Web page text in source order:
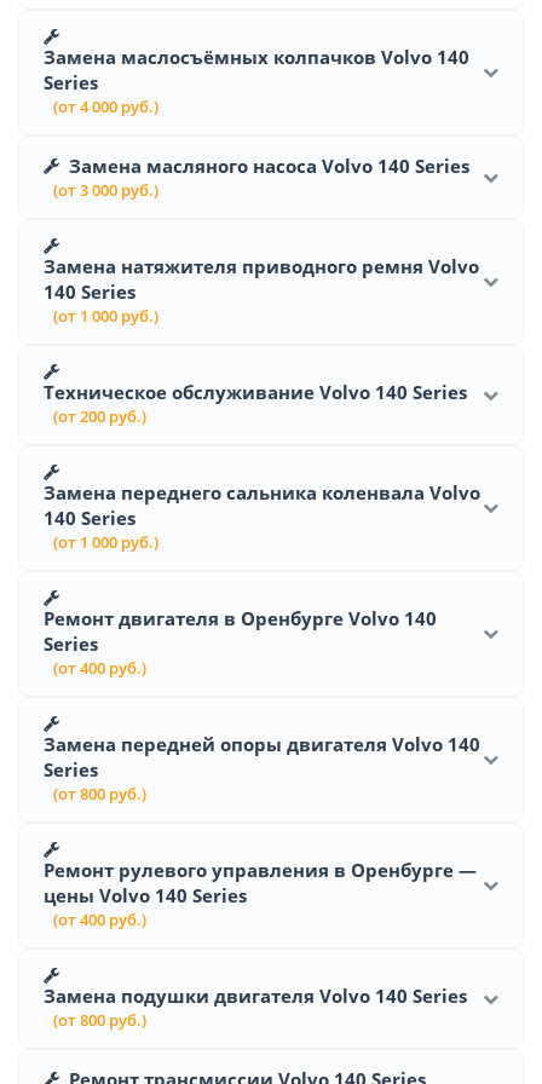
Замена маслосъёмных колпачков Volvo 140
Series
(от 4 000 руб.)
Замена масляного насоса Volvo 140 Series
(от 3 000 руб.)
Замена натяжителя приводного ремня Volvo
140 Series
(от 1 000 руб.)
Техническое обслуживание Volvo 140 Series
(от 200 руб.)
Замена переднего сальника коленвала Volvo
140 Series
(от 1 000 руб.)
Ремонт двигателя в Оренбурге Volvo 140
Series
(от 400 руб.)
Замена передней опоры двигателя Volvo 140
Series
(от 800 руб.)
Ремонт рулевого управления в Оренбурге —
цены Volvo 140 Series
(от 400 руб.)
Замена подушки двигателя Volvo 140 Series
(от 800 руб.)
Ремонт трансмиссии Volvo 140 Series